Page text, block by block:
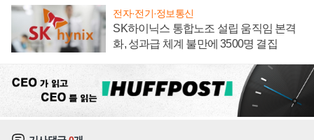
전자·전기·정보통신
SK하이닉스 통합노조 설립 움직임 본격
화, 성과급 체계 불만에 3500명 결집